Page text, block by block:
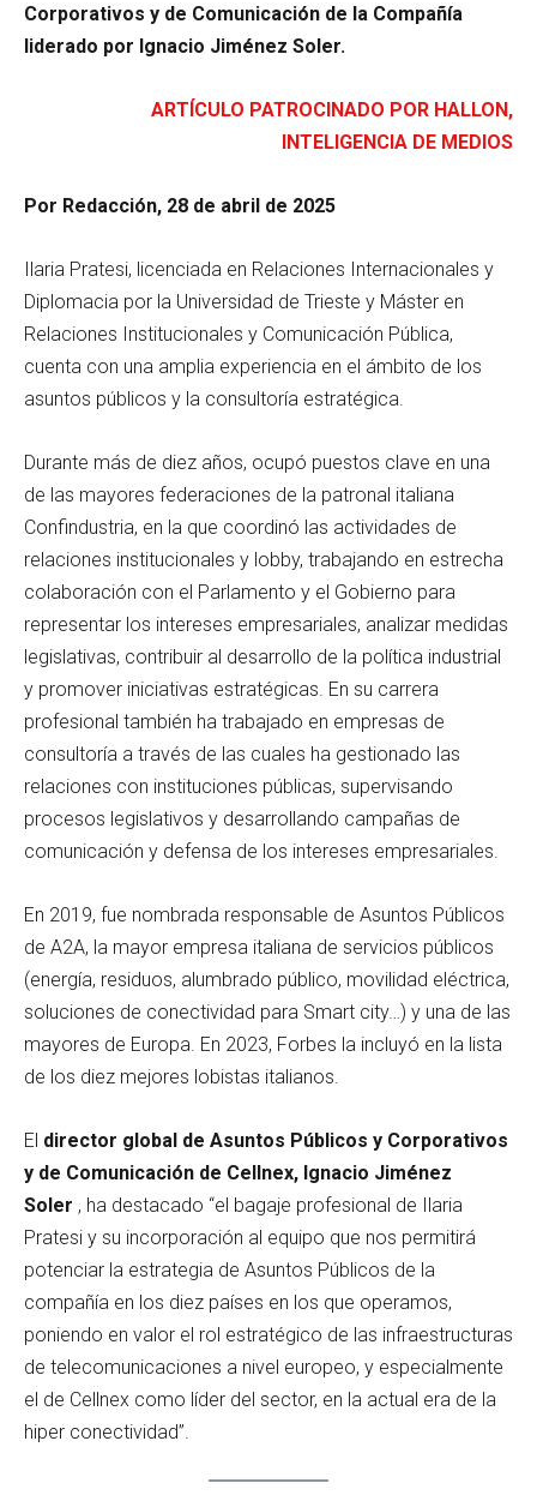
Corporativos y de Comunicación de la Compañía
liderado por Ignacio Jiménez Soler.
ARTÍCULO PATROCINADO POR HALLON,
INTELIGENCIA DE MEDIOS
Por Redacción, 28 de abril de 2025
Ilaria Pratesi, licenciada en Relaciones Internacionales y
Diplomacia por la Universidad de Trieste y Máster en
Relaciones Institucionales y Comunicación Pública,
cuenta con una amplia experiencia en el ámbito de los
asuntos públicos y la consultoría estratégica.
Durante más de diez años, ocupó puestos clave en una
de las mayores federaciones de la patronal italiana
Confindustria, en la que coordinó las actividades de
relaciones institucionales y lobby, trabajando en estrecha
colaboración con el Parlamento y el Gobierno para
representar los intereses empresariales, analizar medidas
legislativas, contribuir al desarrollo de la política industrial
y promover iniciativas estratégicas. En su carrera
profesional también ha trabajado en empresas de
consultoría a través de las cuales ha gestionado las
relaciones con instituciones públicas, supervisando
procesos legislativos y desarrollando campañas de
comunicación y defensa de los intereses empresariales.
En 2019, fue nombrada responsable de Asuntos Públicos
de A2A, la mayor empresa italiana de servicios públicos
(energía, residuos, alumbrado público, movilidad eléctrica,
soluciones de conectividad para Smart city…) y una de las
mayores de Europa. En 2023, Forbes la incluyó en la lista
de los diez mejores lobistas italianos.
El director global de Asuntos Públicos y Corporativos
y de Comunicación de Cellnex, Ignacio Jiménez
Soler , ha destacado “el bagaje profesional de Ilaria
Pratesi y su incorporación al equipo que nos permitirá
potenciar la estrategia de Asuntos Públicos de la
compañía en los diez países en los que operamos,
poniendo en valor el rol estratégico de las infraestructuras
de telecomunicaciones a nivel europeo, y especialmente
el de Cellnex como líder del sector, en la actual era de la
hiper conectividad”.